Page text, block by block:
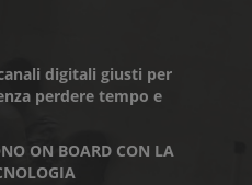
digitali giusti per
perdere tempo e
ON BOARD CON LA